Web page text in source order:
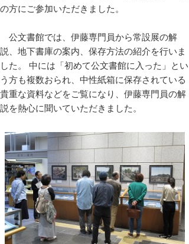
の方にご参加いただきました。
公文書館では、伊藤専門員から常設展の解
説、地下書庫の案内、保存方法の紹介を行いま
した。 中には「初めて公文書館に入った」とい
う方も複数おられ、中性紙箱に保存されている
貴重な資料などをご覧になり、伊藤専門員の解
説を熱心に聞いていただきました。